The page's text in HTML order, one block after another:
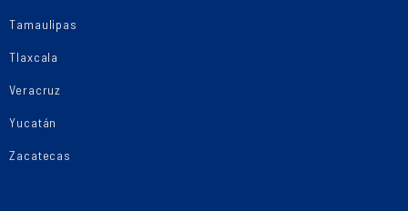
Tamaulipas
Tlaxcala
Veracruz
Yucatán
Zacatecas